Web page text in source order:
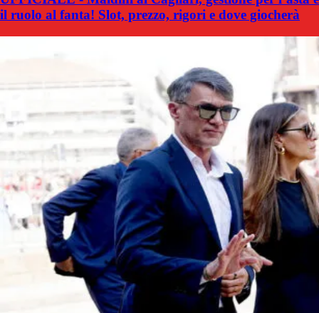
il ruolo al fanta! Slot, prezzo, rigori e dove giocherà